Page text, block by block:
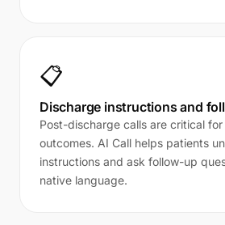
📋
Discharge instructions and
Post-discharge calls are critical
outcomes. AI Call helps patients
instructions and ask follow-up
native language.